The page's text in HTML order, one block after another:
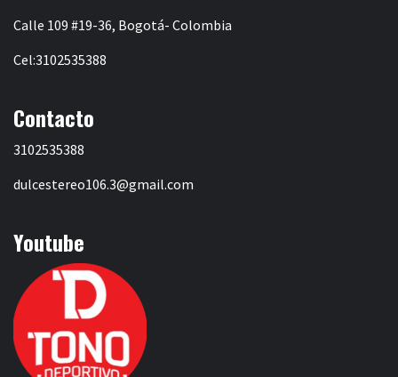
Calle 109 #19-36, Bogotá- Colombia
Cel:3102535388
Contacto
3102535388
dulcestereo106.3@gmail.com
Youtube